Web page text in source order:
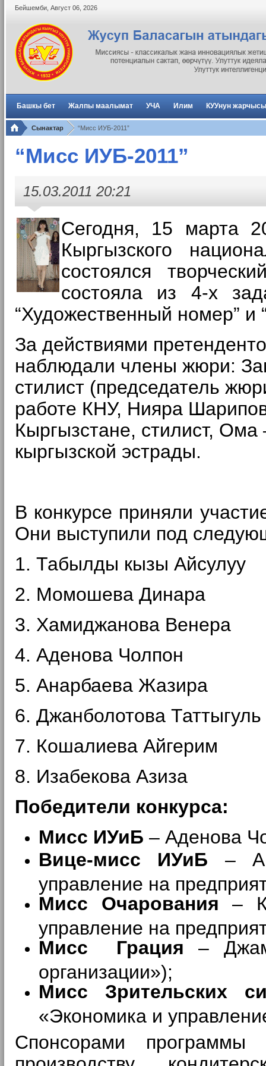
Бейшемби Август 06 2026
Башкы бет Жалпы маалымат УЧА Илим КУУнун жарчысы
Сынактар “Мисс ИУБ-2011”
“Мисс ИУБ-2011”
15.03.2011 20:21
Сегодня, 15 марта
Кыргызского
состоялся
состояла из 4-х
“Художественный номер”
За действиями
наблюдали члены жюри:
стилист (председатель
работе КНУ, Нияра
Кыргызстане, стилист, Ома
кыргызской эстрады.
В конкурсе приняли
Они выступили под
1. Табылды кызы Айсулуу
2. Момошева Динара
3. Хамиджанова Венера
4. Аденова Чолпон
5. Анарбаева Жазира
6. Джанболотова Таттыгуль
7. Кошалиева Айгерим
8. Изабекова Азиза
Победители конкурса:
Мисс ИУиБ – Аденова
Вице-мисс ИУиБ –
управление на
Мисс Очарования –
управление на
Мисс Грация –
организации»);
Мисс Зрительских
«Экономика и
Спонсорами